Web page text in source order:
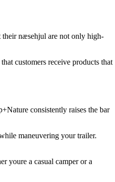
their næsehjul are not only high-
customers receive products that
consistently raises the bar
maneuvering your trailer.
youre a casual camper or a